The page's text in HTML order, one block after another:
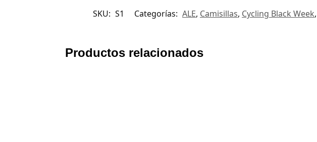
SKU: S1 Categorías: ALE, Camisillas, Cycling Black Week,
Productos relacionados